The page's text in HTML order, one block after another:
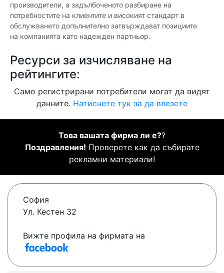
производители, а задълбоченото разбиране на
потребностите на клиентите и високият стандарт в
обслужването допълнително затвърждават позициите
на компанията като надежден партньор.
Ресурси за изчисляване на
рейтингите:
Само регистрирани потребители могат да видят
данните. Натиснете тук за да влезете
Това вашата фирма ли е??
Поздравления! Проверете как да събирате
рекламни материали!
София
Ул. Кестен 32
Вижте профила на фирмата на